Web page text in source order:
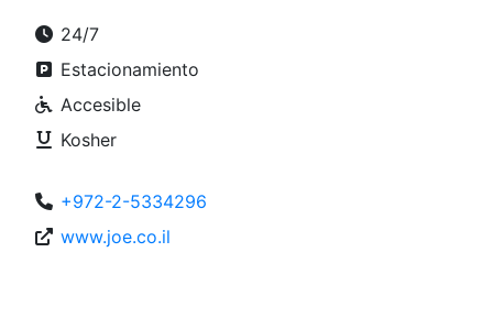
24/7
Estacionamiento
Accesible
Kosher
+972-2-5334296
www.joe.co.il